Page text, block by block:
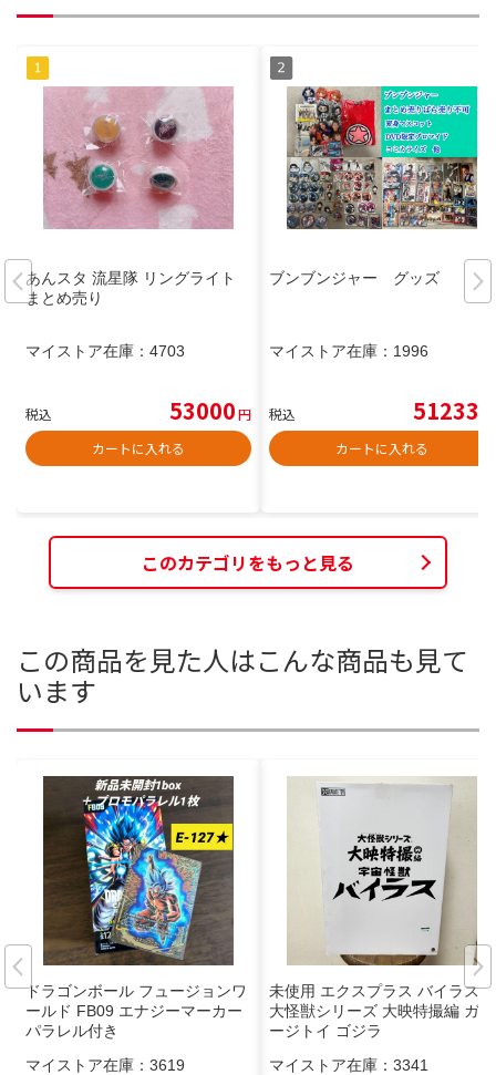
あんスタ 流星隊 リングライト
まとめ売り
マイストア在庫： 4703
税込 53000円
カートに入れる
ブンブンジャー グッズ
マイストア在庫： 1996
税込 51233
カートに入れる
このカテゴリをもっと見る
この商品を見た人はこんな商品も見て
います
ドラゴンボール フュージョンワ
ールド FB09 エナジーマーカー
パラレル付き
マイストア在庫： 3619
未使用 エクスプラス バイラス
大怪獣シリーズ 大映特撮編 ガレ
ージトイ ゴジラ
マイストア在庫： 3341